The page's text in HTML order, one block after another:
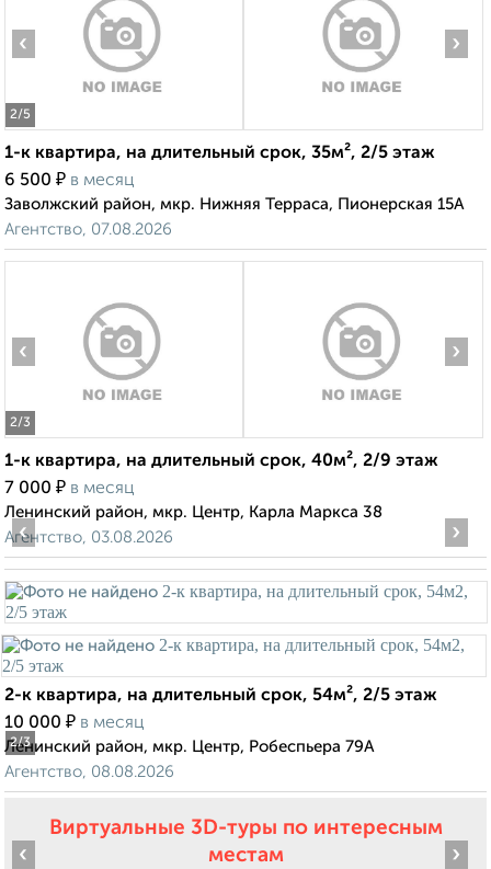
2/5
‹ ›
1-к квартира, на длительный срок, 35м², 2/5 этаж
6 500 ₽ в месяц
Заволжский район, мкр. Нижняя Терраса, Пионерская 15А
Агентство, 07.08.2026
2/3
‹ ›
1-к квартира, на длительный срок, 40м², 2/9 этаж
7 000 ₽ в месяц
Ленинский район, мкр. Центр, Карла Маркса 38
Агентство, 03.08.2026
2/3
‹ ›
2-к квартира, на длительный срок, 54м², 2/5 этаж
10 000 ₽ в месяц
Ленинский район, мкр. Центр, Робеспьера 79А
Агентство, 08.08.2026
Виртуальные 3D-туры по интересным
местам
‹ ›